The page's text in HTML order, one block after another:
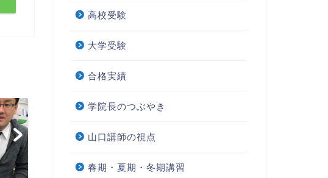
高校受験
大学受験
合格実績
学院長のつぶやき
山口講師の視点
春期・夏期・冬期講習